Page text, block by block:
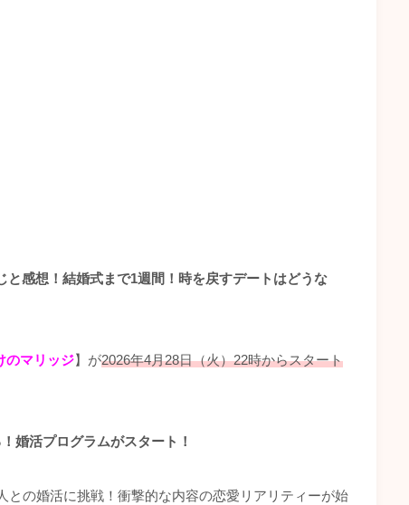
感想！結婚式まで1週間！時を戻すデートはどうな
のマリッジ】が2026年4月28日（火）22時からスタート
婚活プログラムがスタート！
との婚活に挑戦！衝撃的な内容の恋愛リアリティーが始